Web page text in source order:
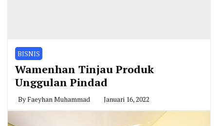
BISNIS
Wamenhan Tinjau Produk
Unggulan Pindad
ByFaeyhan Muhammad Januari 16, 2022